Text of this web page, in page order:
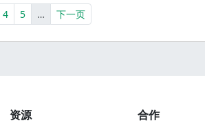
4 5 …More下一页
资源 合作